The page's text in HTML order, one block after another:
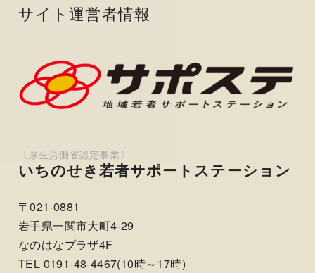
サイト運営者情報
いちのせき若者サポートステーション
〒021-0881
岩手県一関市大町4-29
なのはなプラザ4F
TEL 0191-48-4467(10時～17時)